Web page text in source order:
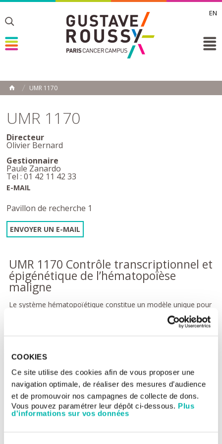
COOKIES
Ce site utilise des cookies afin de vous proposer une
navigation optimale, de réaliser des mesures d’audience
et de promouvoir nos campagnes de collecte de dons.
Vous pouvez paramétrer leur dépôt ci-dessous. Plus
d'informations sur vos données
EN
Toggle
Toggle
ACCUEIL
UMR 1170
UMR 1170
Directeur
Olivier Bernard
Gestionnaire
Paule Zanardo
Tel : 01 42 11 42 33
E-MAIL
Pavillon de recherche 1
ENVOYER UN E-MAIL
UMR 1170 Contrôle transcriptionnel et
épigénétique de l’hématopoïèse
maligne
Le système hématopoïétique constitue un modèle unique pour
étudier la production contrôlée d'un grand nombre de cellules
différenciées à partir d'une cellule souche somatique et
cellule souche hématopoïétique (CSH) dont les fonctions sont
spécifique principalement situés dans la moelle osseuse pour la
CSH. Les approches actuelles (xénogreffes, modèles de souris,
séquençage de prochaine génération, etc ...) permettent des
analyses approfondies de la dynamique de l'accumulation des
mutations et leurs conséquences fonctionnelles lors de la